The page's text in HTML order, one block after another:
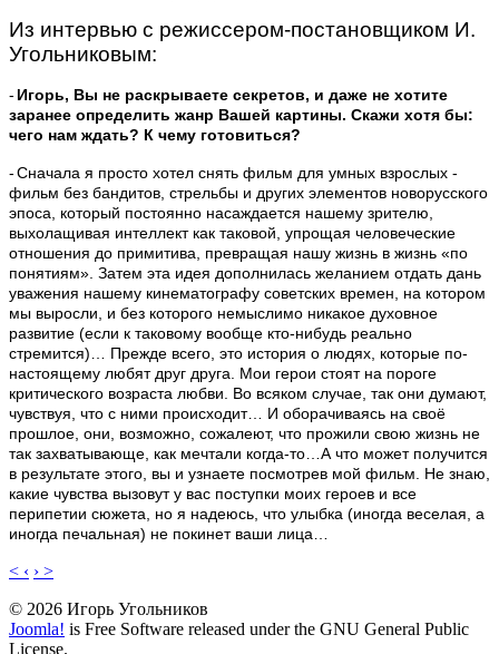
Из интервью с режиссером-постановщиком И.
Угольниковым:
- Игорь, Вы не раскрываете секретов, и даже не хотите
заранее определить жанр Вашей картины. Скажи хотя бы:
чего нам ждать? К чему готовиться?
-Сначала я просто хотел снять фильм для умных взрослых -
фильм без бандитов, стрельбы и других элементов новорусского
эпоса, который постоянно насаждается нашему зрителю,
выхолащивая интеллект как таковой, упрощая человеческие
отношения до примитива, превращая нашу жизнь в жизнь «по
понятиям». Затем эта идея дополнилась желанием отдать дань
уважения нашему кинематографу советских времен, на котором
мы выросли, и без которого немыслимо никакое духовное
развитие (если к таковому вообще кто-нибудь реально
стремится)… Прежде всего, это история о людях, которые по-
настоящему любят друг друга. Мои герои стоят на пороге
критического возраста любви. Во всяком случае, так они думают,
чувствуя, что с ними происходит… И оборачиваясь на своё
прошлое, они, возможно, сожалеют, что прожили свою жизнь не
так захватывающе, как мечтали когда-то…А что может получится
в результате этого, вы и узнаете посмотрев мой фильм. Не знаю,
какие чувства вызовут у вас поступки моих героев и все
перипетии сюжета, но я надеюсь, что улыбка (иногда веселая, а
иногда печальная) не покинет ваши лица…
< ‹ › >
© 2026 Игорь Угольников
Joomla! is Free Software released under the GNU General Public
License.